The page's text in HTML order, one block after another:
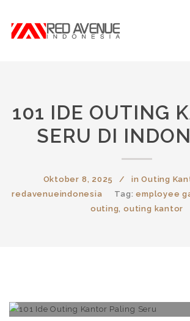
101 IDE OUTING
SERU DI
Oktober 8, 2025 inOuting
redavenueindonesia
Tag:employee
outing,outing kantor